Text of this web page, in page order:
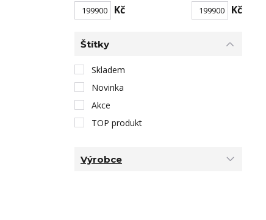
Kč Kč
Štítky
Skladem
Novinka
Akce
TOP produkt
Výrobce